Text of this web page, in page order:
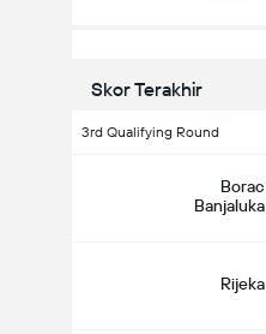
Skor Terakhir
3rd Qualifying Round
Borac
Banjaluka
Rijeka